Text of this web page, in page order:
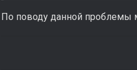
По поводу данной проблемы